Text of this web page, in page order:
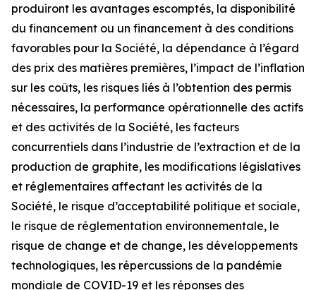
produiront les avantages escomptés, la disponibilité
du financement ou un financement à des conditions
favorables pour la Société, la dépendance à l’égard
des prix des matières premières, l’impact de l’inflation
sur les coûts, les risques liés à l’obtention des permis
nécessaires, la performance opérationnelle des actifs
et des activités de la Société, les facteurs
concurrentiels dans l’industrie de l’extraction et de la
production de graphite, les modifications législatives
et réglementaires affectant les activités de la
Société, le risque d’acceptabilité politique et sociale,
le risque de réglementation environnementale, le
risque de change et de change, les développements
technologiques, les répercussions de la pandémie
mondiale de COVID-19 et les réponses des